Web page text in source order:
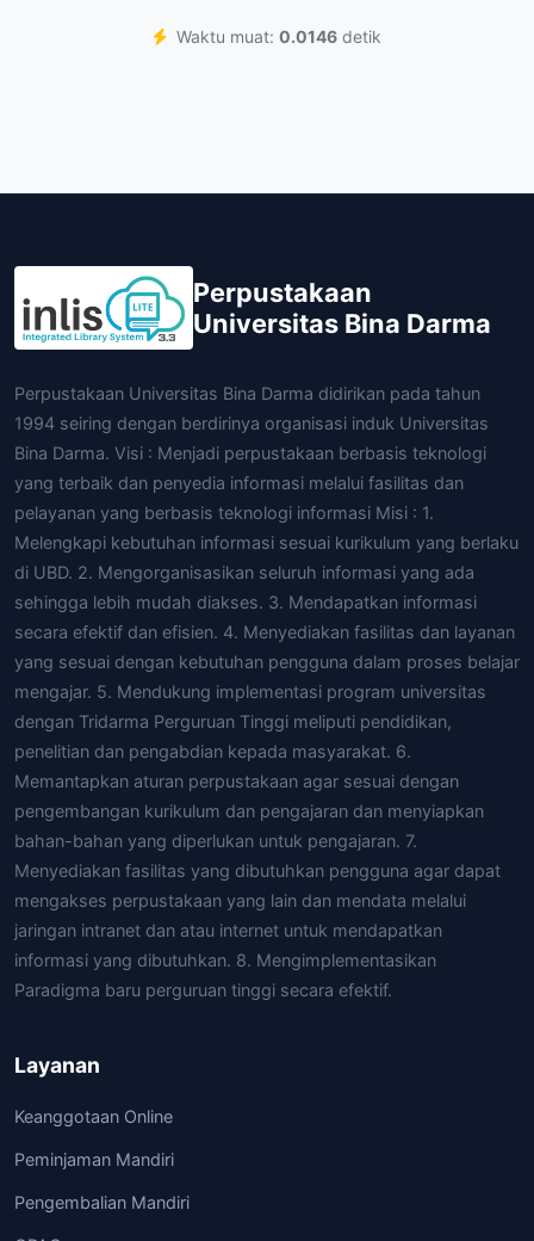
Waktu muat: 0.0146 detik
Perpustakaan
Universitas Bina Darma
Perpustakaan Universitas Bina Darma didirikan pada tahun
1994 seiring dengan berdirinya organisasi induk Universitas
Bina Darma. Visi : Menjadi perpustakaan berbasis teknologi
yang terbaik dan penyedia informasi melalui fasilitas dan
pelayanan yang berbasis teknologi informasi Misi : 1.
Melengkapi kebutuhan informasi sesuai kurikulum yang berlaku
di UBD. 2. Mengorganisasikan seluruh informasi yang ada
sehingga lebih mudah diakses. 3. Mendapatkan informasi
secara efektif dan efisien. 4. Menyediakan fasilitas dan layanan
yang sesuai dengan kebutuhan pengguna dalam proses belajar
mengajar. 5. Mendukung implementasi program universitas
dengan Tridarma Perguruan Tinggi meliputi pendidikan,
penelitian dan pengabdian kepada masyarakat. 6.
Memantapkan aturan perpustakaan agar sesuai dengan
pengembangan kurikulum dan pengajaran dan menyiapkan
bahan-bahan yang diperlukan untuk pengajaran. 7.
Menyediakan fasilitas yang dibutuhkan pengguna agar dapat
mengakses perpustakaan yang lain dan mendata melalui
jaringan intranet dan atau internet untuk mendapatkan
informasi yang dibutuhkan. 8. Mengimplementasikan
Paradigma baru perguruan tinggi secara efektif.
Layanan
Keanggotaan Online
Peminjaman Mandiri
Pengembalian Mandiri